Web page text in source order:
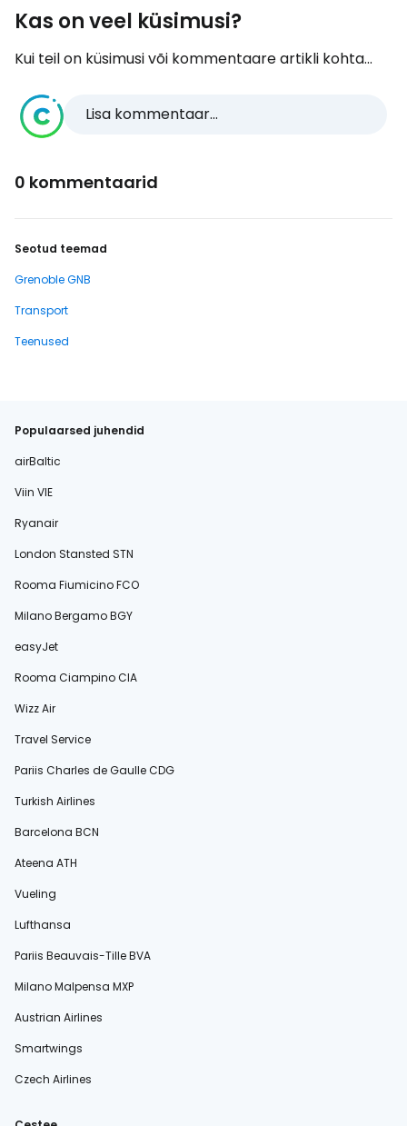
Kas on veel küsimusi?
Kui teil on küsimusi või kommentaare artikli kohta...
Lisa kommentaar...
0 kommentaarid
Seotud teemad
Grenoble GNB
Transport
Teenused
Populaarsed juhendid
airBaltic
Viin VIE
Ryanair
London Stansted STN
Rooma Fiumicino FCO
Milano Bergamo BGY
easyJet
Rooma Ciampino CIA
Wizz Air
Travel Service
Pariis Charles de Gaulle CDG
Turkish Airlines
Barcelona BCN
Ateena ATH
Vueling
Lufthansa
Pariis Beauvais-Tille BVA
Milano Malpensa MXP
Austrian Airlines
Smartwings
Czech Airlines